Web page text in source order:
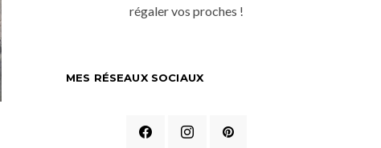
régaler vos proches !
MES RÉSEAUX SOCIAUX